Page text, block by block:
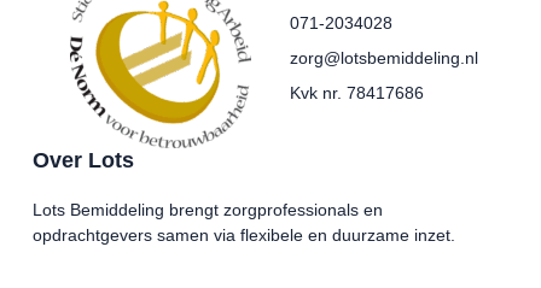
Over Lots
Lots Bemiddeling brengt zorgprofessionals en
opdrachtgevers samen via flexibele en duurzame inzet.
071-2034028
zorg@lotsbemiddeling.nl
Kvk nr. 78417686